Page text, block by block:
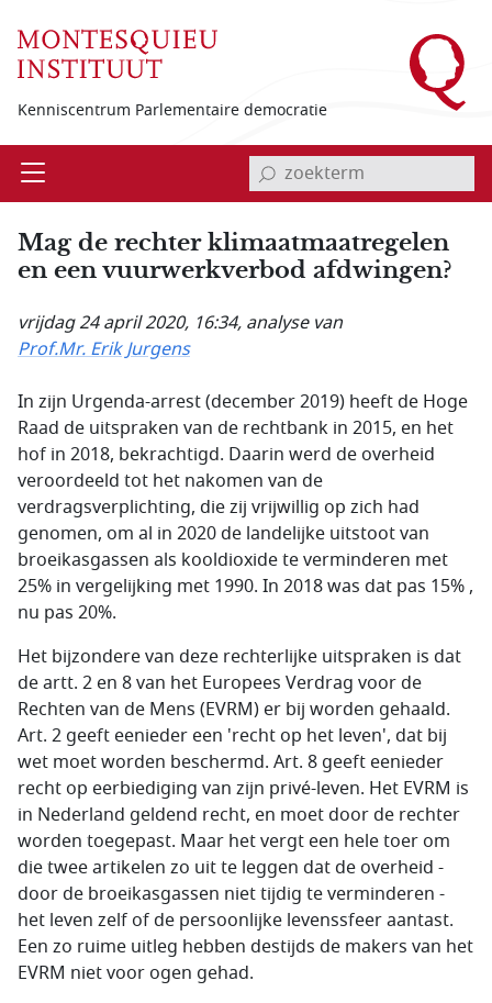
Kenniscentrum Parlementaire democratie
Open invoerveld zoekterm
Mag de rechter klimaatmaatregelen
en een vuurwerkverbod afdwingen?
vrijdag 24 april 2020, 16:34, analyse van
Prof.Mr. Erik Jurgens
In zijn Urgenda-arrest (december 2019) heeft de Hoge
Raad de uitspraken van de rechtbank in 2015, en het
hof in 2018, bekrachtigd. Daarin werd de overheid
veroordeeld tot het nakomen van de
verdragsverplichting, die zij vrijwillig op zich had
genomen, om al in 2020 de landelijke uitstoot van
broeikasgassen als kooldioxide te verminderen met
25% in vergelijking met 1990. In 2018 was dat pas 15% ,
nu pas 20%.
Het bijzondere van deze rechterlijke uitspraken is dat
de artt. 2 en 8 van het Europees Verdrag voor de
Rechten van de Mens (EVRM) er bij worden gehaald.
Art. 2 geeft eenieder een 'recht op het leven', dat bij
wet moet worden beschermd. Art. 8 geeft eenieder
recht op eerbiediging van zijn privé-leven. Het EVRM is
in Nederland geldend recht, en moet door de rechter
worden toegepast. Maar het vergt een hele toer om
die twee artikelen zo uit te leggen dat de overheid -
door de broeikasgassen niet tijdig te verminderen -
het leven zelf of de persoonlijke levenssfeer aantast.
Een zo ruime uitleg hebben destijds de makers van het
EVRM niet voor ogen gehad.